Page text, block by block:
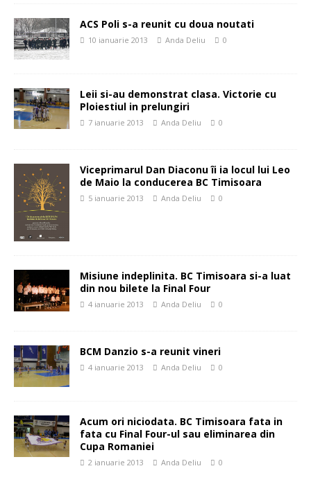
ACS Poli s-a reunit cu doua noutati
10 ianuarie 2013 Anda Deliu 0
Leii si-au demonstrat clasa. Victorie cu
Ploiestiul in prelungiri
7 ianuarie 2013 Anda Deliu 0
Viceprimarul Dan Diaconu îi ia locul lui Leo
de Maio la conducerea BC Timisoara
5 ianuarie 2013 Anda Deliu 0
Misiune indeplinita. BC Timisoara si-a luat
din nou bilete la Final Four
4 ianuarie 2013 Anda Deliu 0
BCM Danzio s-a reunit vineri
4 ianuarie 2013 Anda Deliu 0
Acum ori niciodata. BC Timisoara fata in
fata cu Final Four-ul sau eliminarea din
Cupa Romaniei
2 ianuarie 2013 Anda Deliu 0